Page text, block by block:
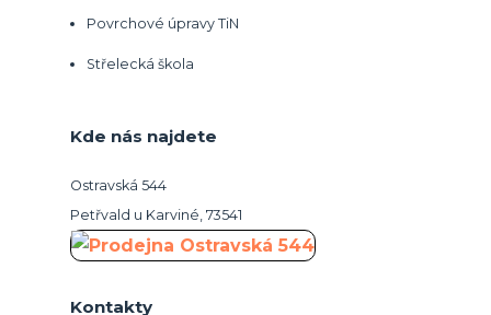
Povrchové úpravy TiN
Střelecká škola
Kde nás najdete
Ostravská 544
Petřvald u Karviné, 73541
Kontakty